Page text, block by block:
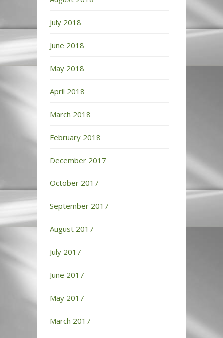
July 2018
June 2018
May 2018
April 2018
March 2018
February 2018
December 2017
October 2017
September 2017
August 2017
July 2017
June 2017
May 2017
March 2017